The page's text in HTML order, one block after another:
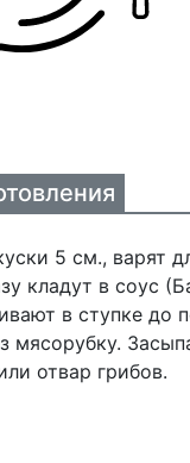
5 см., варят
кладут в соус
в ступке
мясорубку.
отвар грибов.